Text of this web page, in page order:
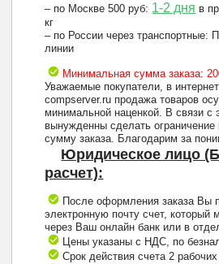
– по Москве 500 руб: 1-2 дня в
кг
– по России через
линии
Минимальная сумма заказа:
Уважаемые покупатели, в
compserver.ru продажа товаров
минимальной наценкой. В связи с
вынужденны сделать
сумму заказа. Благодарим за
Юридическое лицо
расчет):
После оформления заказа Вы
электронную почту счет, который
через Ваш онлайн банк или в
Цены указаны с НДС, по
Срок действия счета 2